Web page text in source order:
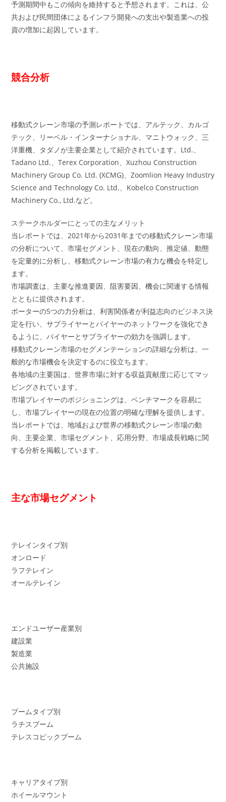
予測期間中もこの傾向を維持すると予想されます。これは、公
共および民間団体によるインフラ開発への支出や製造業への投
資の増加に起因しています。
競合分析
移動式クレーン市場の予測レポートでは、アルテック、カルゴ
テック、リーベル・インターナショナル、マニトウォック、三
洋重機、タダノが主要企業として紹介されています。Ltd.、
Tadano Ltd.、Terex Corporation、Xuzhou Construction
Machinery Group Co. Ltd. (XCMG)、Zoomlion Heavy Industry
Science and Technology Co. Ltd.、Kobelco Construction
Machinery Co., Ltd.など。
ステークホルダーにとっての主なメリット
当レポートでは、2021年から2031年までの移動式クレーン市場
の分析について、市場セグメント、現在の動向、推定値、動態
を定量的に分析し、移動式クレーン市場の有力な機会を特定し
ます。
市場調査は、主要な推進要因、阻害要因、機会に関連する情報
とともに提供されます。
ポーターの5つの力分析は、利害関係者が利益志向のビジネス決
定を行い、サプライヤーとバイヤーのネットワークを強化でき
るように、バイヤーとサプライヤーの効力を強調します。
移動式クレーン市場のセグメンテーションの詳細な分析は、一
般的な市場機会を決定するのに役立ちます。
各地域の主要国は、世界市場に対する収益貢献度に応じてマッ
ピングされています。
市場プレイヤーのポジショニングは、ベンチマークを容易に
し、市場プレイヤーの現在の位置の明確な理解を提供します。
当レポートでは、地域および世界の移動式クレーン市場の動
向、主要企業、市場セグメント、応用分野、市場成長戦略に関
する分析を掲載しています。
主な市場セグメント
テレインタイプ別
オンロード
ラフテレイン
オールテレイン
エンドユーザー産業別
建設業
製造業
公共施設
ブームタイプ別
ラチスブーム
テレスコピックブーム
キャリアタイプ別
ホイールマウント